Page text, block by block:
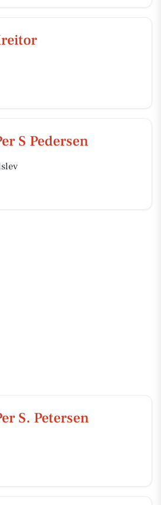
S Pedersen
S. Petersen